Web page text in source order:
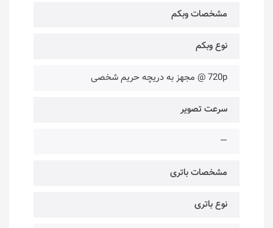
مشخصات وبکم
نوع وبکم
720p @ مجهز به دریچه حریم شخصی
سرعت تصویر
—
مشخصات باتری
نوع باتری